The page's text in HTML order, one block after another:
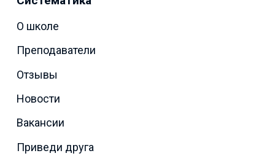
О школе
Преподаватели
Отзывы
Новости
Вакансии
Приведи друга